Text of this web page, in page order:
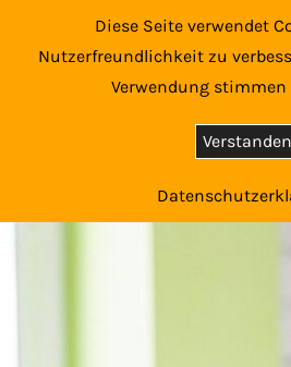
Diese Seite verwendet
Nutzerfreundlichkeit zu
Verwendung stimmen
Verstanden